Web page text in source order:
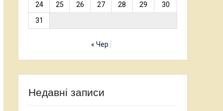
24
25 26 27 28 29
30
31
« Чер
Недавні записи